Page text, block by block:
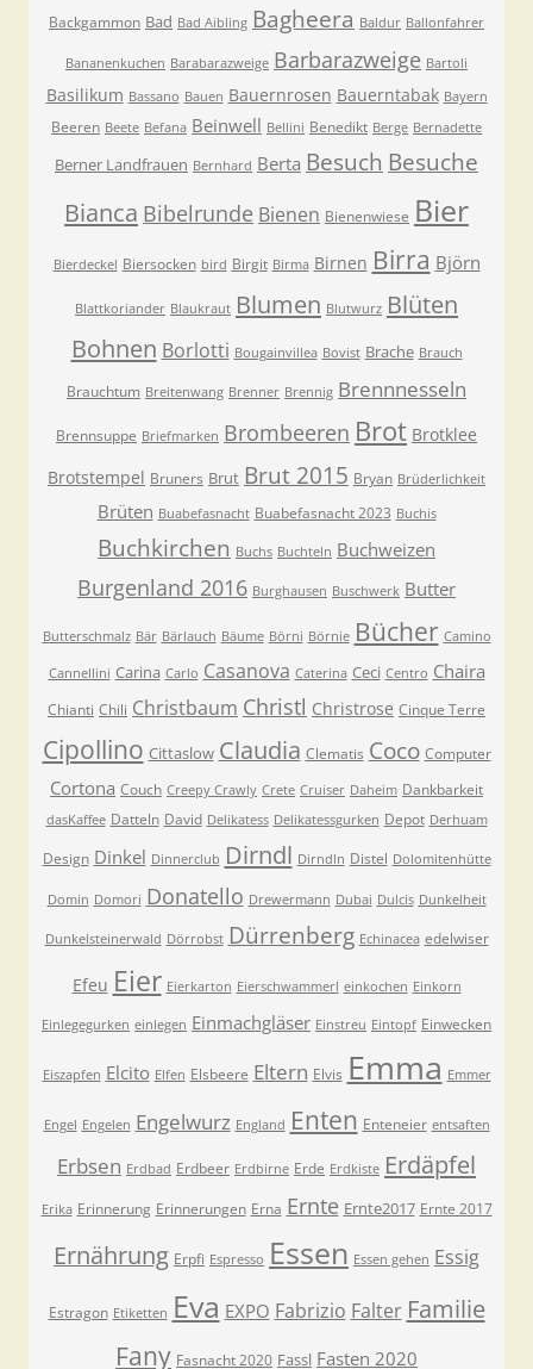
Backgammon Bad Bad Aibling Bagheera Baldur Ballonfahrer
Bananenkuchen Barabarazweige Barbarazweige Bartoli
Basilikum Bassano Bauen Bauernrosen Bauerntabak Bayern
Beeren Beete Befana Beinwell Bellini Benedikt Berge Bernadette
Berner Landfrauen Bernhard Berta Besuch Besuche
Bianca Bibelrunde Bienen Bienenwiese Bier
Bierdeckel Biersocken bird Birgit Birma Birnen Birra Björn
Blattkoriander Blaukraut Blumen Blutwurz Blüten
Bohnen Borlotti Bougainvillea Bovist Brache Brauch
Brauchtum Breitenwang Brenner Brennig Brennnesseln
Brennsuppe Briefmarken Brombeeren Brot Brotklee
Brotstempel Bruners Brut Brut 2015 Bryan Brüderlichkeit
Brüten Buabefasnacht Buabefasnacht 2023 Buchis
Buchkirchen Buchs Buchteln Buchweizen
Burgenland 2016 Burghausen Buschwerk Butter
Butterschmalz Bär Bärlauch Bäume Börni Börnie Bücher Camino
Cannellini Carina Carlo Casanova Caterina Ceci Centro Chaira
Chianti Chili Christbaum Christl Christrose Cinque Terre
Cipollino Cittaslow Claudia Clematis Coco Computer
Cortona Couch Creepy Crawly Crete Cruiser Daheim Dankbarkeit
dasKaffee Datteln David Delikatess Delikatessgurken Depot Derhuam
Design Dinkel Dinnerclub Dirndl Dirndln Distel Dolomitenhütte
Domin Domori Donatello Drewermann Dubai Dulcis Dunkelheit
Dunkelsteinerwald Dörrobst Dürrenberg Echinacea edelwiser
Efeu Eier Eierkarton Eierschwammerl einkochen Einkorn
Einlegegurken einlegen Einmachgläser Einstreu Eintopf Einwecken
Eiszapfen Elcito Elfen Elsbeere Eltern Elvis Emma Emmer
Engel Engelen Engelwurz England Enten Enteneier entsaften
Erbsen Erdbad Erdbeer Erdbirne Erde Erdkiste Erdäpfel
Erika Erinnerung Erinnerungen Erna Ernte Ernte2017 Ernte 2017
Ernährung Erpfi Espresso Essen Essen gehen Essig
Estragon Etiketten Eva EXPO Fabrizio Falter Familie
Fany Fasnacht 2020 Fassl Fasten 2020